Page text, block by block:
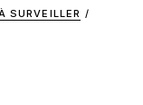
SURVEILLER